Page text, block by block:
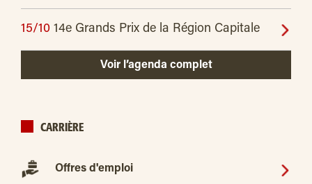
15/10 14e Grands Prix de la Région Capitale
Voir l’agenda complet
CARRIÈRE
Offres d'emploi